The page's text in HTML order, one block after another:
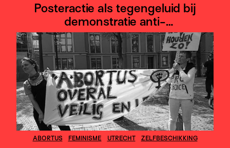
Posteractie als tegengeluid bij
demonstratie anti-
abortusbeweging
ABORTUS FEMINISME UTRECHT ZELFBESCHIKKING